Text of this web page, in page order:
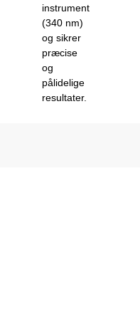
instrument
(340 nm)
og sikrer
præcise
og
pålidelige
resultater.